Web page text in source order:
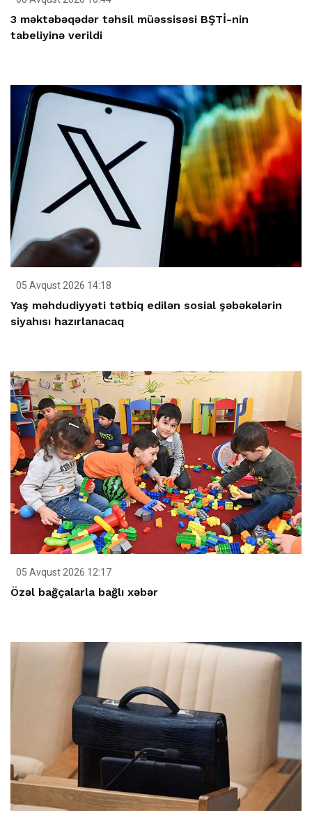
3 məktəbəqədər təhsil müəssisəsi BŞTİ-nin
tabeliyinə verildi
05 Avqust 2026 14:18
Yaş məhdudiyyəti tətbiq edilən sosial şəbəkələrin
siyahısı hazırlanacaq
05 Avqust 2026 12:17
Özəl bağçalarla bağlı xəbər